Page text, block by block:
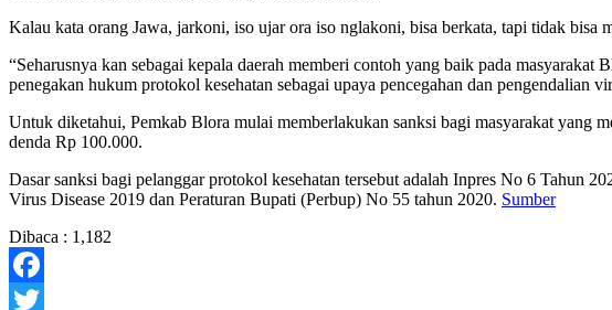
Kalau kata orang Jawa, jarkoni, iso ujar ora iso nglakoni, bisa berkata, tapi tidak bisa
“Seharusnya kan sebagai kepala daerah memberi contoh yang baik pada
penegakan hukum protokol kesehatan sebagai upaya pencegahan dan pengendalian
Untuk diketahui, Pemkab Blora mulai memberlakukan sanksi bagi masyarakat yang
denda Rp 100.000.
Dasar sanksi bagi pelanggar protokol kesehatan tersebut adalah Inpres No 6 Tahun
Virus Disease 2019 dan Peraturan Bupati (Perbup) No 55 tahun 2020. Sumber
Dibaca : 1,182
Facebook